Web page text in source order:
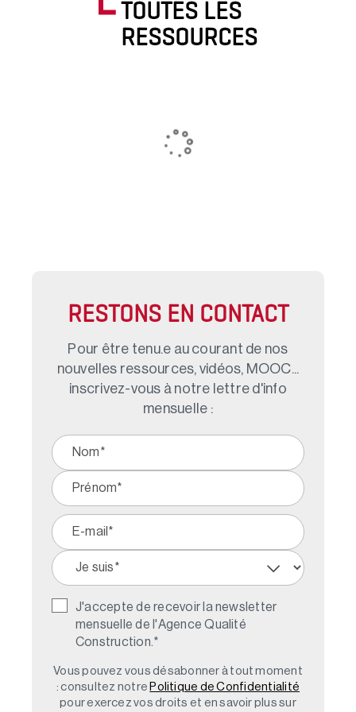
TOUTES LES
RESSOURCES
RESTONS EN CONTACT
Pour être tenu.e au courant de nos
nouvelles ressources, vidéos, MOOC...
inscrivez-vous à notre lettre d'info
mensuelle :
J'accepte de recevoir la newsletter
mensuelle de l'Agence Qualité
Construction. *
Vous pouvez vous désabonner à tout moment
: consultez notre Politique de Confidentialité
pour exercez vos droits et en savoir plus sur